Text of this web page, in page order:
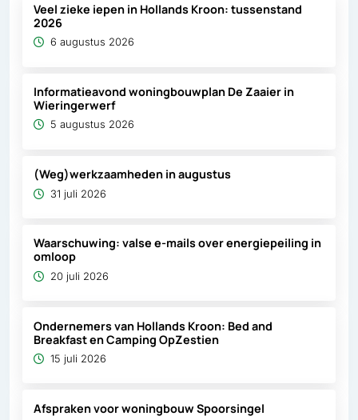
Veel zieke iepen in Hollands Kroon: tussenstand
2026
6 augustus 2026
Informatieavond woningbouwplan De Zaaier in
Wieringerwerf
5 augustus 2026
(Weg)werkzaamheden in augustus
31 juli 2026
Waarschuwing: valse e-mails over energiepeiling in
omloop
20 juli 2026
Ondernemers van Hollands Kroon: Bed and
Breakfast en Camping OpZestien
15 juli 2026
Afspraken voor woningbouw Spoorsingel